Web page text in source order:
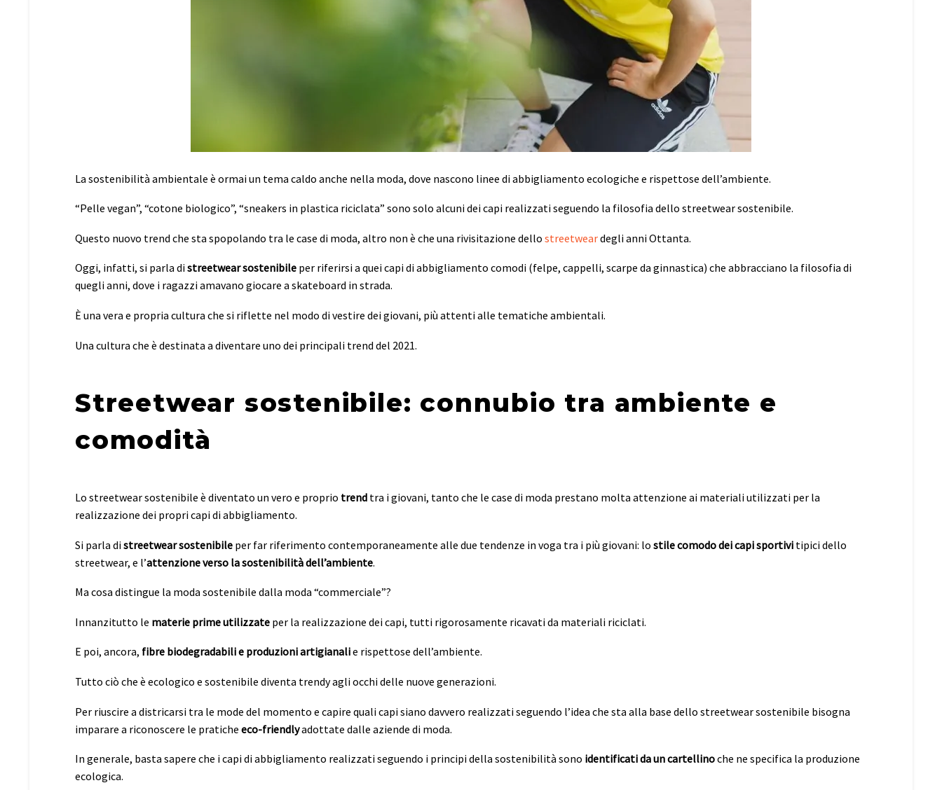
La sostenibilità ambientale è ormai un tema caldo anche nella moda, dove nascono linee di abbigliamento ecologiche e rispettose dell’ambiente.
“Pelle vegan”, “cotone biologico”, “sneakers in plastica riciclata” sono solo alcuni dei capi realizzati seguendo la filosofia dello streetwear sostenibile.
Questo nuovo trend che sta spopolando tra le case di moda, altro non è che una rivisitazione dello streetweardegli anni Ottanta.
Oggi, infatti, si parla distreetwear sostenibile per riferirsi a quei capi di abbigliamento comodi (felpe, cappelli, scarpe da ginnastica) che abbracciano la filosofia di
quegli anni, dove i ragazzi amavano giocare a skateboard in strada.
È una vera e propria cultura che si riflette nel modo di vestire dei giovani, più attenti alle tematiche ambientali.
Una cultura che è destinata a diventare uno dei principali trend del 2021.
Streetwear sostenibile: connubio tra ambiente e
comodità
Lo streetwear sostenibile è diventato un vero e proprio trend tra i giovani, tanto che le case di moda prestano molta attenzione ai materiali utilizzati per la
realizzazione dei propri capi di abbigliamento.
Si parla distreetwear sostenibile per far riferimento contemporaneamente alle due tendenze in voga tra i più giovani: lo stile comodo dei capi sportivi tipici dello
streetwear, e l’attenzione verso la sostenibilità dell’ambiente.
Ma cosa distingue la moda sostenibile dalla moda “commerciale”?
Innanzitutto le materie prime utilizzate per la realizzazione dei capi, tutti rigorosamente ricavati da materiali riciclati.
E poi, ancora, fibre biodegradabili e produzioni artigianalie rispettose dell’ambiente.
Tutto ciò che è ecologico e sostenibile diventa trendy agli occhi delle nuove generazioni.
Per riuscire a districarsi tra le mode del momento e capire quali capi siano davvero realizzati seguendo l’idea che sta alla base dello streetwear sostenibile bisogna
imparare a riconoscere le pratiche eco-friendlyadottate dalle aziende di moda.
In generale, basta sapere che i capi di abbigliamento realizzati seguendo i principi della sostenibilità sono identificati da un cartellinoche ne specifica la produzione
ecologica.